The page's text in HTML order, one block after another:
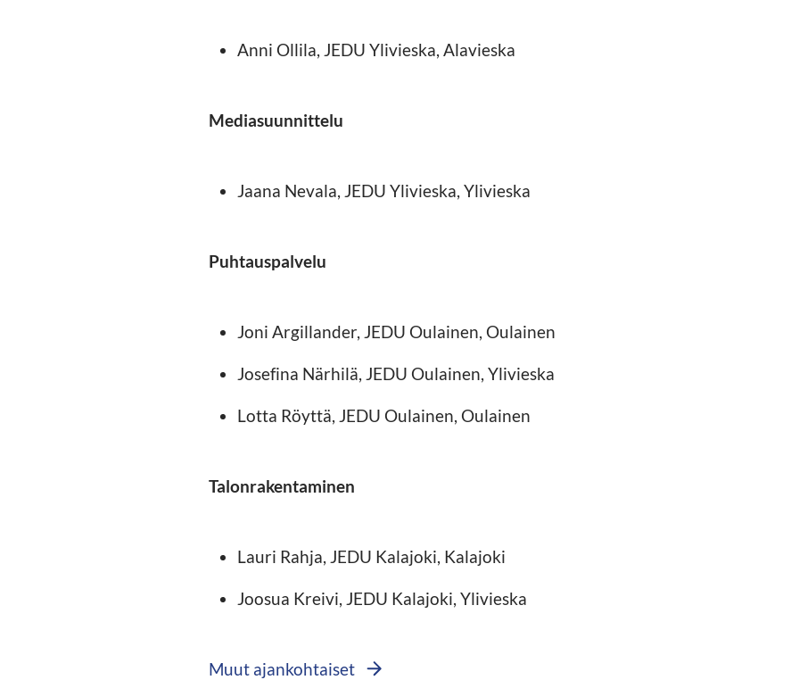
Anni Ollila, JEDU Ylivieska, Alavieska
Mediasuunnittelu
Jaana Nevala, JEDU Ylivieska, Ylivieska
Puhtauspalvelu
Joni Argillander, JEDU Oulainen, Oulainen
Josefina Närhilä, JEDU Oulainen, Ylivieska
Lotta Röyttä, JEDU Oulainen, Oulainen
Talonrakentaminen
Lauri Rahja, JEDU Kalajoki, Kalajoki
Joosua Kreivi, JEDU Kalajoki, Ylivieska
Muut ajankohtaiset